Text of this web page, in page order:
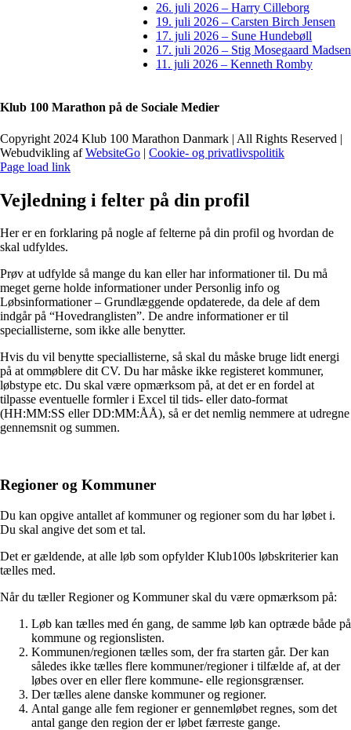
26. juli 2026 – Harry Cilleborg
19. juli 2026 – Carsten Birch Jensen
17. juli 2026 – Sune Hundebøll
17. juli 2026 – Stig Mosegaard Madsen
11. juli 2026 – Kenneth Romby
Klub 100 Marathon på de Sociale Medier
Copyright 2024 Klub 100 Marathon Danmark | All Rights Reserved |
Webudvikling afWebsiteGo | Cookie- og privatlivspolitik
Page load link
Vejledning i felter på din profil
Her er en forklaring på nogle af felterne på din profil og hvordan de
skal udfyldes.
Prøv at udfylde så mange du kan eller har informationer til. Du må
meget gerne holde informationer under Personlig info og
Løbsinformationer – Grundlæggende opdaterede, da dele af dem
indgår på “Hovedranglisten”. De andre informationer er til
speciallisterne, som ikke alle benytter.
Hvis du vil benytte speciallisterne, så skal du måske bruge lidt energi
på at ommøblere dit CV. Du har måske ikke registeret kommuner,
løbstype etc. Du skal være opmærksom på, at det er en fordel at
tilpasse eventuelle formler i Excel til tids- eller dato-format
(HH:MM:SS eller DD:MM:ÅÅ), så er det nemlig nemmere at udregne
gennemsnit og summen.
Regioner og Kommuner
Du kan opgive antallet af kommuner og regioner som du har løbet i.
Du skal angive det som et tal.
Det er gældende, at alle løb som opfylder Klub100s løbskriterier kan
tælles med.
Når du tæller Regioner og Kommuner skal du være opmærksom på:
Løb kan tælles med én gang, de samme løb kan optræde både på
kommune og regionslisten.
Kommunen/regionen tælles som, der fra starten går. Der kan
således ikke tælles flere kommuner/regioner i tilfælde af, at der
løbes over en eller flere kommune- elle regionsgrænser.
Der tælles alene danske kommuner og regioner.
Antal gange alle fem regioner er gennemløbet regnes, som det
antal gange den region der er løbet færreste gange.